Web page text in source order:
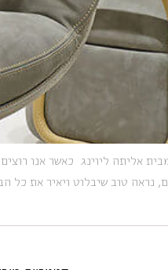
אליתה ליוינג כאשר אנו
נראה טוב שיבלוט ויאיר את כל